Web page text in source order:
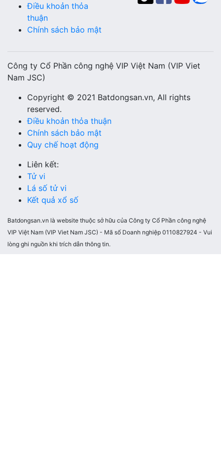
Điều khoản thỏa
thuận
Chính sách bảo mật
Công ty Cổ Phần công nghệ VIP Việt Nam (VIP Viet
Nam JSC)
Copyright © 2021 Batdongsan.vn, All rights
reserved.
Điều khoản thỏa thuận
Chính sách bảo mật
Quy chế hoạt động
Liên kết:
Tử vi
Lá số tử vi
Kết quả xổ số
Batdongsan.vn là website thuộc sở hữu của Công ty Cổ Phần công nghệ
VIP Việt Nam (VIP Viet Nam JSC) - Mã số Doanh nghiệp 0110827924 - Vui
lòng ghi nguồn khi trích dẫn thông tin.